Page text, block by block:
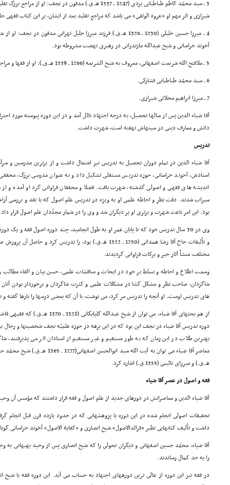
شیرازى و اثر مهم او «عروة الوثقى» مى باشد که مراجع تقلید بعد از ایشان، بر این کتاب فقهى
4 ـ میرزا حسین خلیلى (1230 ـ 1326 هـ.ق.) فرزند میرزا خلیل تهرانى
آخوند خراسانى و شیخ عبدالله مازندرانى در رهبرى نهضت مشروطه بود.
5 ـ ملافتح الله شریعت اصفهانى، معروف به شیخ الشریعه (1266 ـ 1339 هـ.ق.): او از فقها و مراجع بزرگ شیعه بود.
6 ـ سید محمّد طباطبایى فشارکى.
7 ـ میرزا ابراهیم محلاتى شیرازى.
آقا ضیاء الدین پس از سالها تحصیل، به درجه اجتهاد نائل آمد و در این دوره پیوسته مورد
دانش و معارف دینى در سینهاش نهفته است، شهرت داشت.
تدریس
آقا ضیاء الدین در تمام دوران تحصیل به تدریس نیز اشتغال داشت و از برترین مدرسین و
استادش، آخوند خراسانى، حوزه تدریس مستقلى تشکیل داد و به عنوان مدرسى بزرگ،
اندیشه هاى فقهى و اصولى گذشته، شهرت یافت. فضلا و محققان فراوانى گرد او آمده و
سیراب شدند. دقت نظر و احاطه علمى او به ویژه در تدریس علم اصول که با نقد و بررسى
بود. این امر باعث شهرت و برترى او بر دیگران شد و وى را در شمار مجدّدان علم اصول قرار
وى در 30 سال تدریس خود که تا پایان عمر او به طول انجامید، چند دوره اصول فقه و
و تألیفات حاج آقا رضا همدانى (1250 ـ 1322 هـ.ق.) بود، را
مختلف، منشأ آثار خیر و برکات فراوانى گردیدند.
وسعت اطلاع و احاطه و تسلط بر خود در ابحاث و مناقشات علمى، حسن بیان و القاء مطالب
شاگردان، صاحب نظر و مشکل گشا در مشکلات علمى و کثرت شاگردان و برخوردار بودن
هاى تدریس اوست. او آنچه را تدریس مر کرد، مى نوشت، با آن که بعضى درسها را بارها گفته و
از هم بحثهاى آقا ضیاء، مى توان از شیخ
دوره تدریس آقا ضیاء در نجف این بود که در این برهه در حوزه علمیّه نجف شخصیتها و
بهترین طلاب در این زمان که به طور مستقیم و غیر مستقیم از استادان اثر مى پذیرفتند،
هـ.ق.) و میرزاى نائینى (1355 ق.) اشاره کرد.
فقه و اصول در عصر آقا ضیاء
آقا ضیاء الدین و معاصرانش در دورهاى جدید از علم اصول و فقه قرار داشتند که مؤسس آن وحید بهبهانى (1117 ـ
تحقیقات اصولى انجام شده در این دوره با پژوهشهایى که در حدود یازده قرن قبل انجام
داشت و تألیف کتابهایى نظیر «فرائدالاصول» شیخ انصارى و «کفایة الاصول» آخوند خراسانى
آقا ضیاء، محمّد حسین اصفهانى و دیگران تحولى را که شیخ انصارى پس از وحید بهبهانى به
را به حد کمال رساندند.